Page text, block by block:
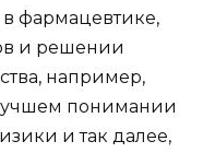
фармацевтике,
и решении
например,
понимании
и так далее,